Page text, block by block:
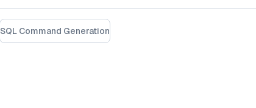
SQL Command Generation